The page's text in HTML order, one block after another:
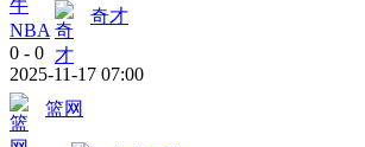
NBA
奇才
0 - 0
2025-11-17 07:00
篮网